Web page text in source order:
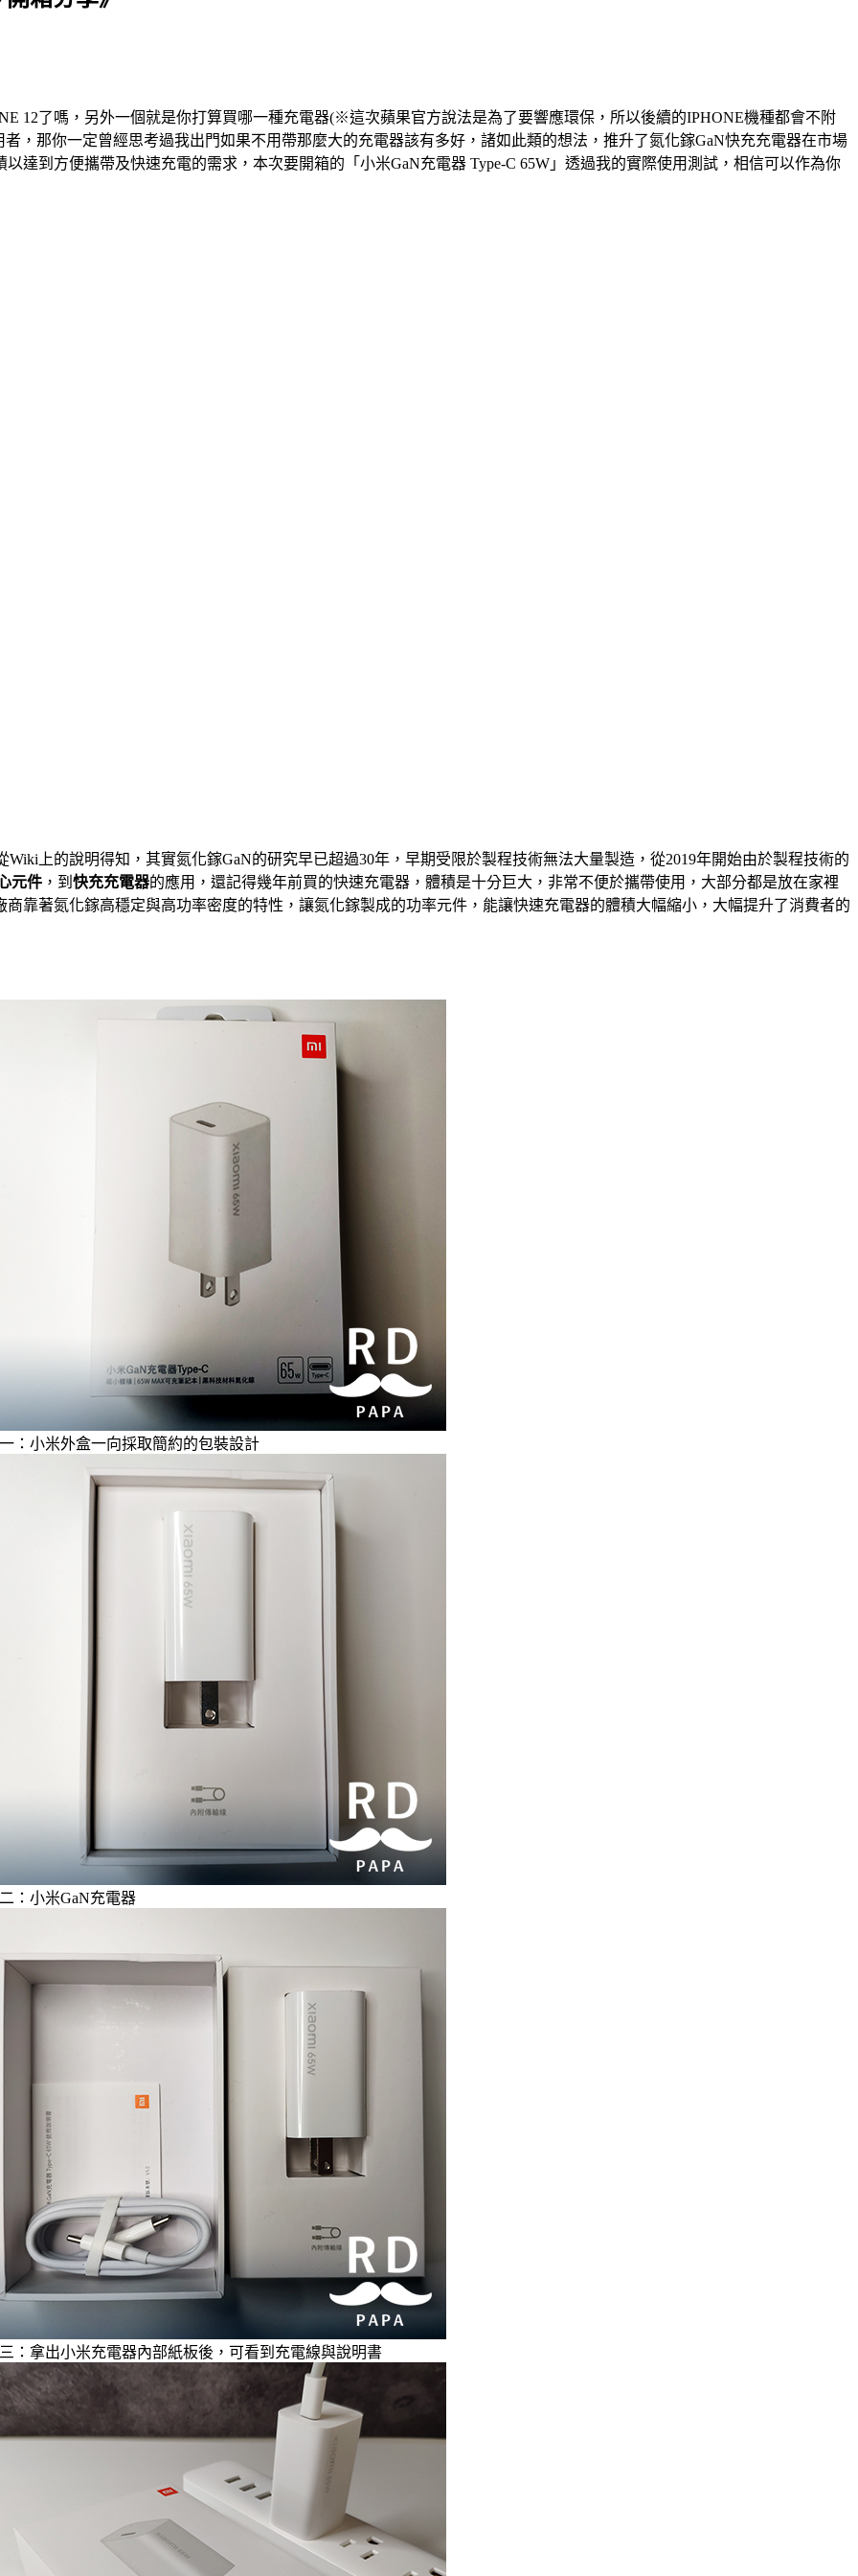
12了嗎，另外一個就是你打算買哪一種充電器(※這次蘋果官方說法是為了要響應環保，所以後續的IPHONE機種都會不附
，那你一定曾經思考過我出門如果不用帶那麼大的充電器該有多好，諸如此類的想法，推升了氮化鎵GaN快充充電器在市場
達到方便攜帶及快速充電的需求，本次要開箱的「小米GaN充電器 Type-C 65W」透過我的實際使用測試，相信可以作為你
上的說明得知，其實氮化鎵GaN的研究早已超過30年，早期受限於製程技術無法大量製造，從2019年開始由於製程技術的
元件 ，到 快充充電器的應用，還記得幾年前買的快速充電器，體積是十分巨大，非常不便於攜帶使用，大部分都是放在家裡
靠著氮化鎵高穩定與高功率密度的特性，讓氮化鎵製成的功率元件，能讓快速充電器的體積大幅縮小，大幅提升了消費者的
：小米外盒一向採取簡約的包裝設計
：小米GaN充電器
：拿出小米充電器內部紙板後，可看到充電線與說明書